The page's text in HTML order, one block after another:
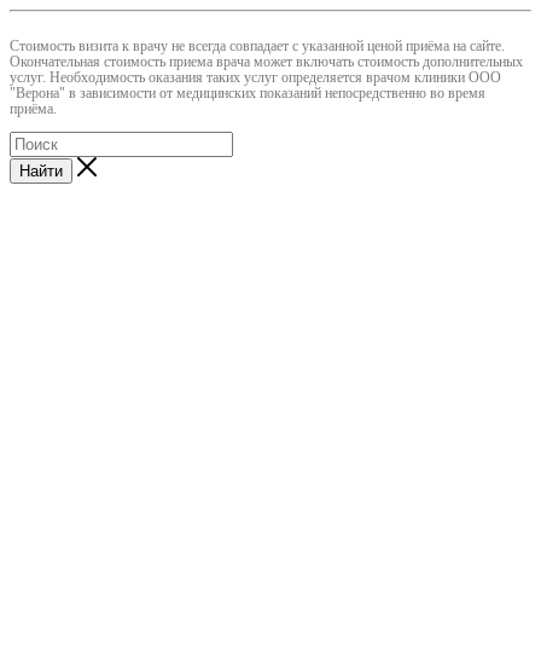
Cтоимость визита к врачу не всегда совпадает с указанной ценой приёма на сайте.
Окончательная стоимость приема врача может включать стоимость дополнительных
услуг. Необходимость оказания таких услуг определяется врачом клиники ООО
"Верона" в зависимости от медицинских показаний непосредственно во время
приёма.
Найти